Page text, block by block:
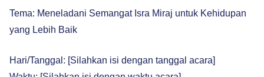
Tema: Meneladani Semangat Isra Miraj untuk Kehidupan
yang Lebih Baik
Hari/Tanggal: [Silahkan isi dengan tanggal acara]